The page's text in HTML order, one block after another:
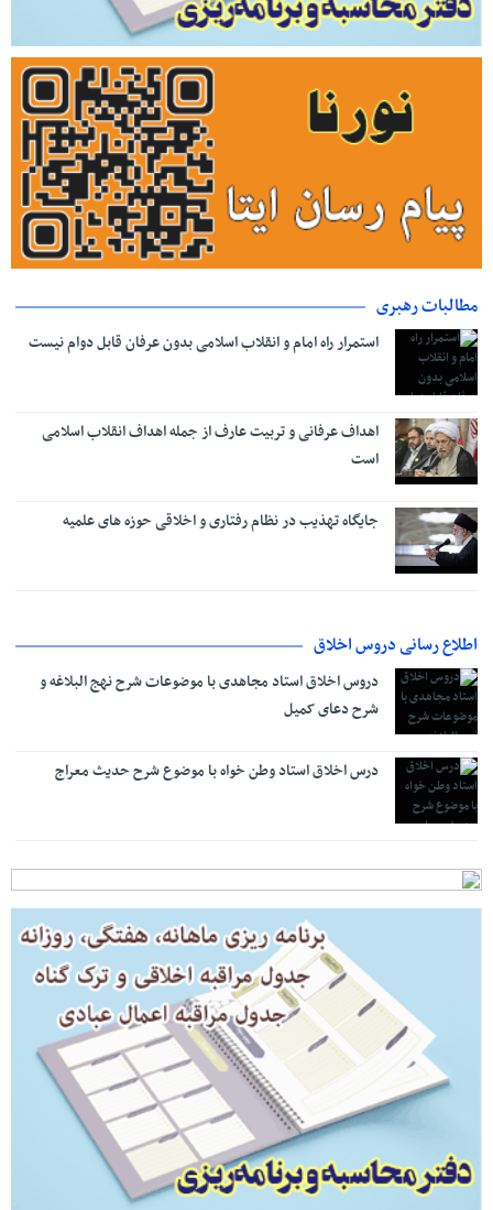
مطالبات رهبری
استمرار راه امام و انقلاب اسلامی بدون عرفان قابل دوام نیست
اهداف عرفانی و تربیت عارف از جمله اهداف انقلاب اسلامی
است
جایگاه تهذیب در نظام رفتاری و اخلاقی حوزه‌ های علمیه
اطلاع رسانی دروس اخلاق
دروس اخلاق استاد مجاهدی با موضوعات شرح نهج البلاغه و
شرح دعای کمیل
درس اخلاق استاد وطن خواه با موضوع شرح حدیث معراج